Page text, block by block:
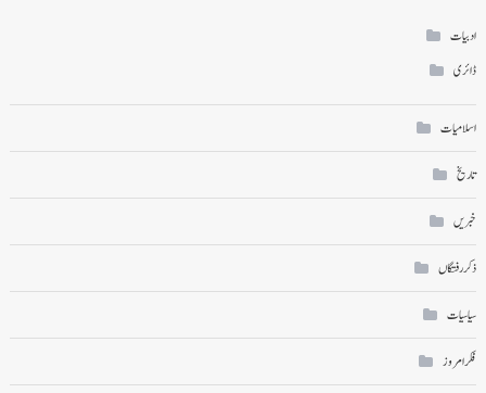
ادبیات
ڈائری
اسلامیات
تاریخ
خبریں
ذکر رفتگاں
سیاسیات
فکر امروز